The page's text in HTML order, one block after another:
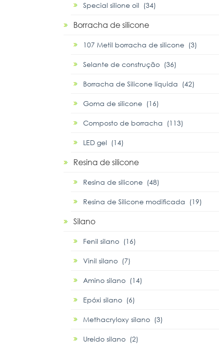
Special silione oil (34)
Borracha de silicone
107 Metil borracha de silicone (3)
Selante de construção (36)
Borracha de Silicone líquida (42)
Goma de silicone (16)
Composto de borracha (113)
LED gel (14)
Resina de silicone
Resina de silicone (48)
Resina de Silicone modificada (19)
Silano
Fenil silano (16)
Vinil silano (7)
Amino silano (14)
Epóxi silano (6)
Methacryloxy silano (3)
Ureido silano (2)